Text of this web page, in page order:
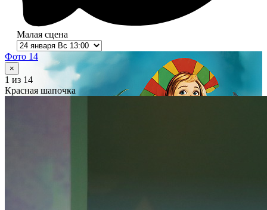
Малая сцена
Фото 14
×
1 из 14
Красная шапочка